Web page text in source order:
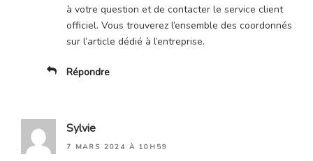
à votre question et de contacter le service client
officiel. Vous trouverez l’ensemble des coordonnés
sur l’article dédié à l’entreprise.
Répondre
Sylvie
7 MARS 2024 À 10H59